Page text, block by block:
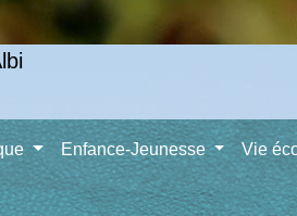
Enfance-Jeunesse Vie